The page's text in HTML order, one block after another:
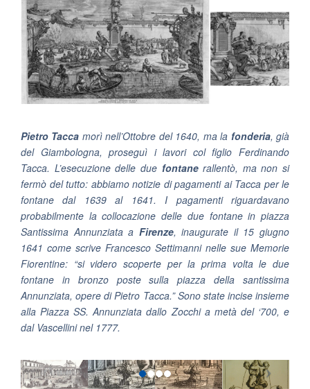
Pietro Tacca morì nell’Ottobre del 1640, ma la fonderia, già
del Giambologna, proseguì i lavori col figlio Ferdinando
Tacca. L’esecuzione delle due fontanerallentò, ma non si
fermò del tutto: abbiamo notizie di pagamenti ai Tacca per le
fontane dal 1639 al 1641. I pagamenti riguardavano
probabilmente la collocazione delle due fontane in piazza
Santissima Annunziata a Firenze, inaugurate il 15 giugno
1641 come scrive Francesco Settimanni nelle sue Memorie
Fiorentine: “si videro scoperte per la prima volta le due
fontane in bronzo poste sulla piazza della santissima
Annunziata, opere di Pietro Tacca.”Sono state incise insieme
alla Piazza SS. Annunziata dallo Zocchi a metà del ‘700, e
dal Vascellini nel 1777.